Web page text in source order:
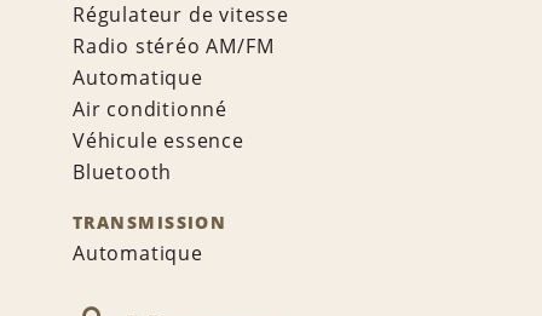
Régulateur de vitesse
Radio stéréo AM/FM
Automatique
Air conditionné
Véhicule essence
Bluetooth
TRANSMISSION
Automatique